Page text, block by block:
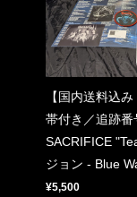
【国内送料込
帯付き／追跡番
SACRIFICE
ジョン - Blue
¥5,500